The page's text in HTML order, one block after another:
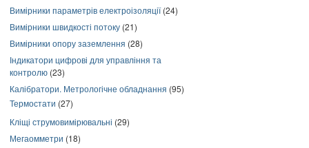
Вимірники параметрів електроізоляції(24)
Вимірники швидкості потоку (21)
Вимірники опору заземлення (28)
Індикатори цифрові для управління та
контролю (23)
Калібратори. Метрологічне обладнання (95)
Термостати (27)
Кліщі струмовимірювальні (29)
Мегаомметри (18)